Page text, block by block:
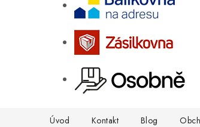
Úvod Kontakt Blog